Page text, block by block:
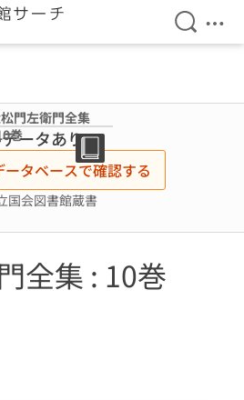
検索を
メ
門左衛門全集
巻ータあり
ータベースで確認する
国会図書館蔵書
全集 : 10巻